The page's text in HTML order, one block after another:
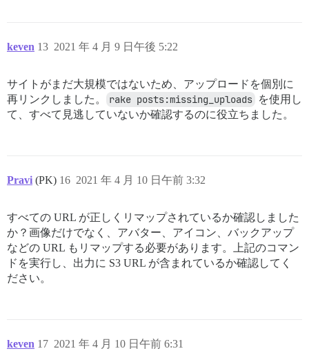
keven 2021 年 4 月 9 日午後 5:22
13
サイトがまだ大規模ではないため、アップロードを個別に
再リンクしました。
rake posts:missing_uploads を使用し
て、すべて見逃していないか確認するのに役立ちました。
Pravi (PK) 2021 年 4 月 10 日午前 3:32
16
すべての URL が正しくリマップされているか確認しました
か？画像だけでなく、アバター、アイコン、バックアップ
などの URL もリマップする必要があります。上記のコマン
ドを実行し、出力に S3 URL が含まれているか確認してく
ださい。
keven 2021 年 4 月 10 日午前 6:31
17